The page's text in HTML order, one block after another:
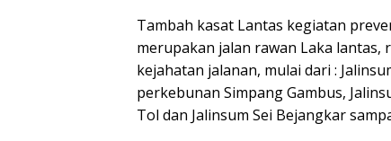
Tambah kasat Lantas kegiatan
merupakan jalan rawan Laka lantas,
kejahatan jalanan, mulai dari :
perkebunan Simpang Gambus,
Tol dan Jalinsum Sei Bejangkar